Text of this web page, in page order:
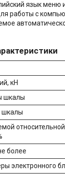
язык меню
работы с
кН
шкалы
шкалы
более
электронного